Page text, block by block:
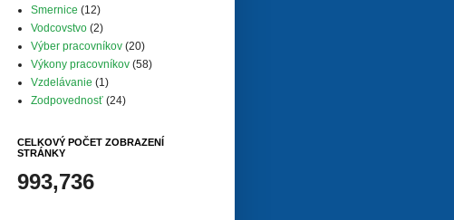
Smernice (12)
Vodcovstvo (2)
Výber pracovníkov (20)
Výkony pracovníkov (58)
Vzdelávanie (1)
Zodpovednosť (24)
CELKOVÝ POČET ZOBRAZENÍ
STRÁNKY
993,736